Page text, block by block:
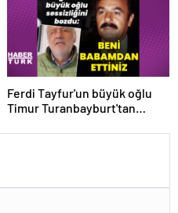
Ferdi Tayfur'un büyük oğlu
Timur Turanbayburt'tan